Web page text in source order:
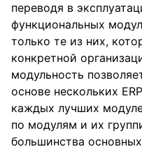
переводя в
функциональных
только те из них,
конкретной
модульность
основе нескольких
каждых лучших
по модулям и их
большинства